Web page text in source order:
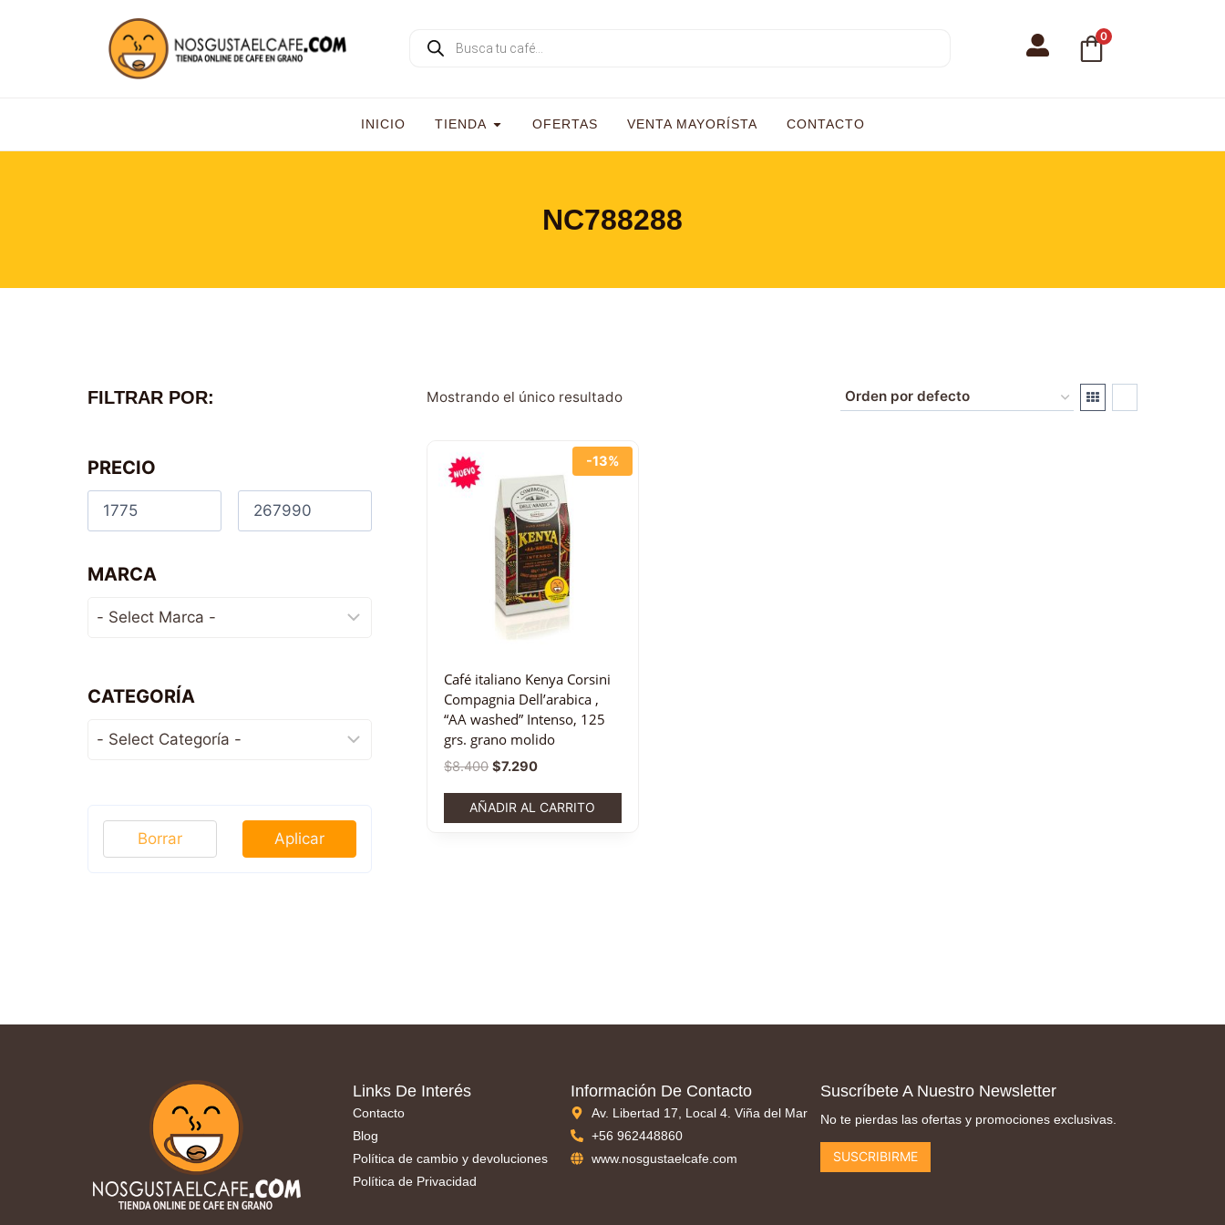
0
INICIO TIENDA OFERTAS VENTA MAYORÍSTA CONTACTO
NC788288
Mostrando el único resultado
-13%
Café italiano Kenya Corsini
Compagnia Dell’arabica ,
“AA washed” Intenso, 125
grs. grano molido
$8.400 $7.290
AÑADIR AL CARRITO
FILTRAR POR:
PRECIO
MARCA
CATEGORÍA
Aplicar
Borrar
Links De Interés
Contacto
Blog
Política de cambio y devoluciones
Política de Privacidad
Información De Contacto
Av. Libertad 17, Local 4. Viña del Mar
+56 962448860
www.nosgustaelcafe.com
Suscríbete A Nuestro Newsletter
No te pierdas las ofertas y promociones exclusivas.
SUSCRIBIRME